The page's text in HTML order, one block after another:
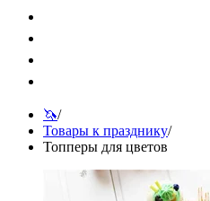
🦄/
Товары к празднику/
Топперы для цветов